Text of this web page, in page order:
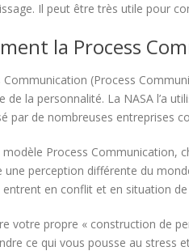
Il peut être très utile pour
la Process
Communication (Process
de la personnalité. La NASA l’a
par de nombreuses entreprises
modèle Process Communication,
une perception différente du
entrent en conflit et en situation de
votre propre « construction de
ce qui vous pousse au stress